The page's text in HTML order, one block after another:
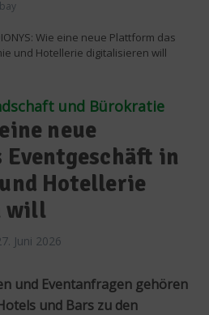
Wie eine neue Plattform das
und Hotellerie digitalisieren will
und Bürokratie
neue
in
Hotellerie
will
Juni 2026
und Eventanfragen gehören
und Bars zu den